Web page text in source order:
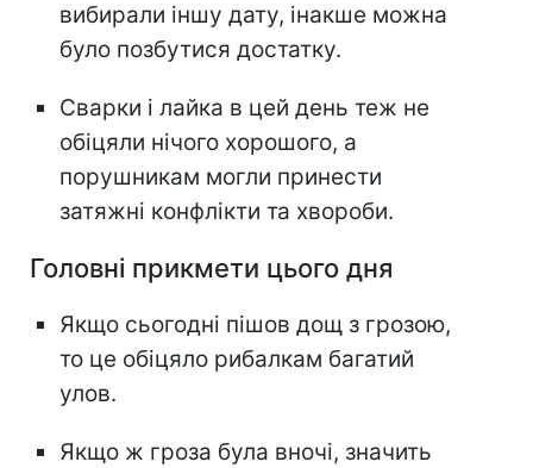
вибирали іншу дату, інакше можна
було позбутися достатку.
Сварки і лайка в цей день теж не
обіцяли нічого хорошого, а
порушникам могли принести
затяжні конфлікти та хвороби.
Головні прикмети цього дня
Якщо сьогодні пішов дощ з грозою,
то це обіцяло рибалкам багатий
улов.
Якщо ж гроза була вночі, значить